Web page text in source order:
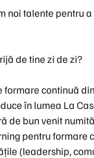
noi talente pentru
de tine zi de zi?
formare continuă
în lumea La
de bun venit
pentru formare
(leadership,